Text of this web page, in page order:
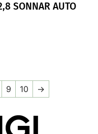
SONNAR AUTO
9 10 →